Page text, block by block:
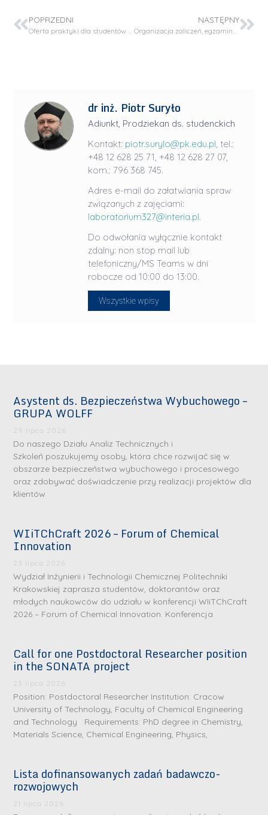
POPRZEDNI
Oferta praktyki dla studentów naszego wydziału
NASTĘPNY
Organizacja zaliczeń, egzaminów i obron prac dyplomowych w sesji w semestrze letnim 2020/21
dr inż. Piotr Suryło
Adiunkt, Prodziekan ds. studenckich
Kontakt: piotr.surylo@pk.edu.pl, tel.:
+48 12 628 25 71, +48 12 628 27 07,
kom.: 796 368 745.
Adres e-mail do załatwiania spraw
związanych z zajęciami:
laboratorium327@interia.pl.
Do odwołania wyłącznie kontakt
zdalny: non stop mail lub
telefoniczny/MS Teams w dni
robocze od 10:00 do 13:00.
Wszystkie wpisy
Asystent ds. Bezpieczeństwa Wybuchowego –
GRUPA WOLFF
29 lipca 2026
Do naszego Działu Analiz Technicznych i
Szkoleń poszukujemy osoby, która chce rozwijać się w
obszarze bezpieczeństwa wybuchowego i procesowego
oraz zdobywać doświadczenie przy realizacji projektów dla
klientów
WIiTChCraft 2026 – Forum of Chemical
Innovation
23 lipca 2026
Wydział Inżynierii i Technologii Chemicznej Politechniki
Krakowskiej zaprasza studentów, doktorantów oraz
młodych naukowców do udziału w konferencji WIiTChCraft
2026 – Forum of Chemical Innovation. Konferencja
Call for one Postdoctoral Researcher position
in the SONATA project
23 lipca 2026
Position: Postdoctoral Researcher Institution: Cracow
University of Technology, Faculty of Chemical Engineering
and Technology Requirements: PhD degree in Chemistry,
Materials Science, Chemical Engineering, Physics,
Lista dofinansowanych zadań badawczo-
rozwojowych
21 lipca 2026